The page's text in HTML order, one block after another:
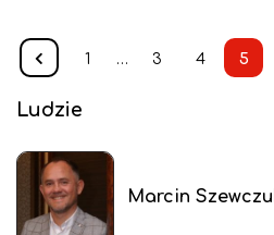
1 … 3 4 5
Ludzie
Marcin